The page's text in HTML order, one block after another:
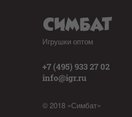
Игрушки оптом
+7 (495) 933 27 02
info@igr.ru
© 2018 «Симбат»